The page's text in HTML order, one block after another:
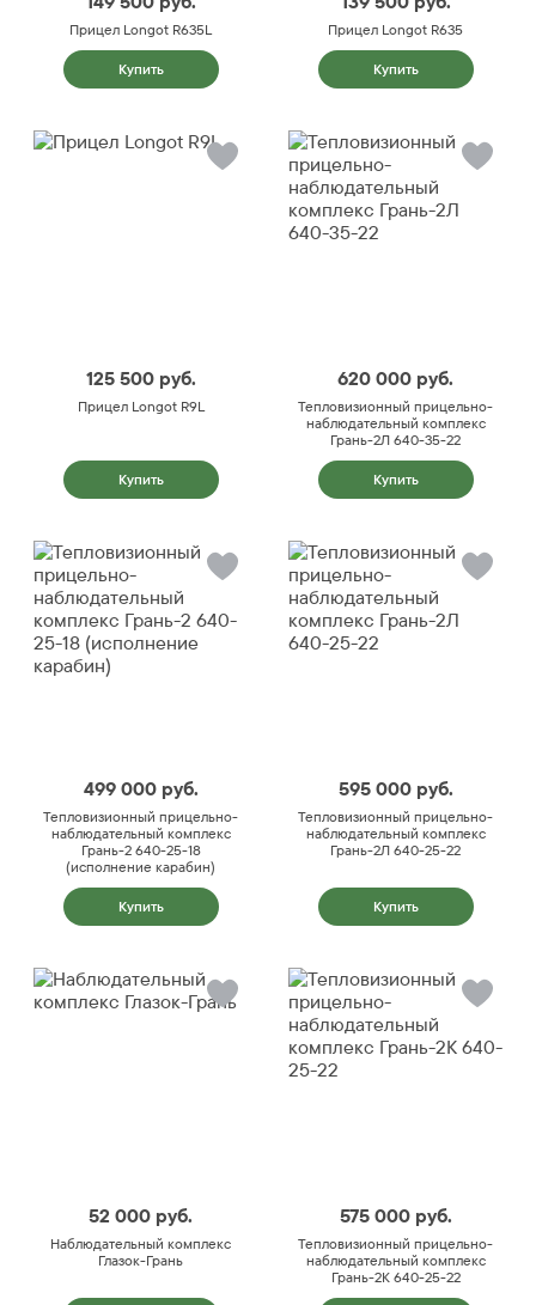
Прицел Longot R635L
Купить
Прицел Longot R635
Купить
125 500 руб.
Прицел Longot R9L
Купить
620 000 руб.
Тепловизионный прицельно-
наблюдательный комплекс
Грань-2Л 640-35-22
Купить
499 000 руб.
Тепловизионный прицельно-
наблюдательный комплекс
Грань-2 640-25-18
(исполнение карабин)
Купить
595 000 руб.
Тепловизионный прицельно-
наблюдательный комплекс
Грань-2Л 640-25-22
Купить
52 000 руб.
Наблюдательный комплекс
Глазок-Грань
575 000 руб.
Тепловизионный прицельно-
наблюдательный комплекс
Грань-2К 640-25-22